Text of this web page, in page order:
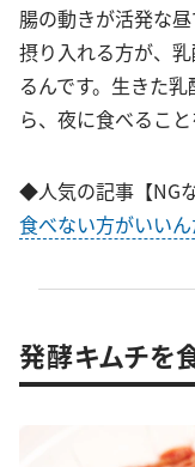
腸の動きが活発な
摂り入れる方が、
るんです。生きた
ら、夜に食べること
◆人気の記事【NG
食べない方がいいん
発酵キムチを